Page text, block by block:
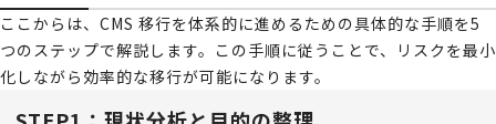
ここからは、CMS 移行を体系的に進めるための具体的な手順を5
つのステップで解説します。この手順に従うことで、リスクを最小
化しながら効率的な移行が可能になります。